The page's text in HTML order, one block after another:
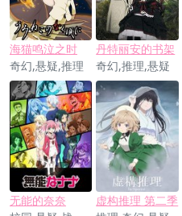
海猫鸣泣之时
奇幻,悬疑,推理
丹特丽安的书架
奇幻,推理,悬疑
无能的奈奈
虚构推理 第二季